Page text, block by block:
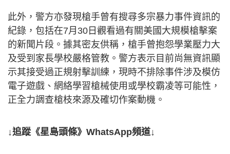
此外，警方亦發現槍手曾有搜尋多宗暴力事件資訊的
紀錄，包括在7月30日觀看過有關美國大規模槍擊案
的新聞片段。據其密友供稱，槍手曾抱怨學業壓力大
及受到家長學校嚴格管教。警方表示目前尚無資訊顯
示其接受過正規射擊訓練，現時不排除事件涉及模仿
電子遊戲、網絡學習槍械使用或學校霸凌等可能性，
正全力調查槍枝來源及確切作案動機。
↓追蹤《星島頭條》WhatsApp頻道↓